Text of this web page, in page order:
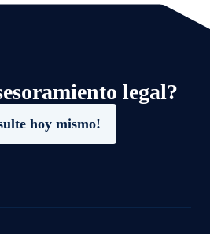
legal?
hoy mismo!